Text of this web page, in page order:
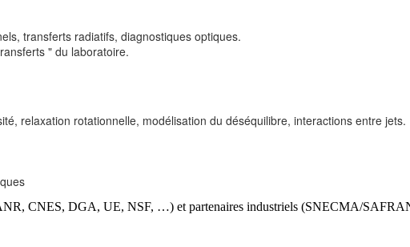
transferts radiatifs, diagnostiques optiques.
" du laboratoire.
relaxation rotationnelle, modélisation du déséquilibre, interactions entre jets.
CNES, DGA, UE, NSF, …) et partenaires industriels (SNECMA/